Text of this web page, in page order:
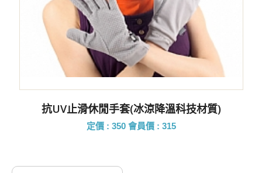
抗UV止滑休閒手套(冰涼降溫科技材質)
定價 : 350 會員價 : 315